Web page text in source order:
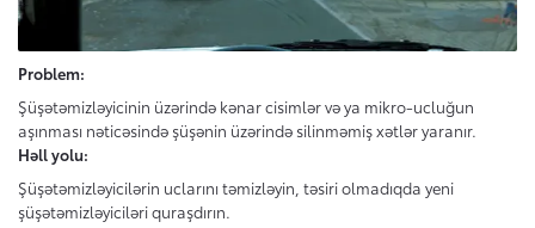
Problem:
Şüşətəmizləyicinin üzərində kənar cisimlər və ya mikro-ucluğun
aşınması nəticəsində şüşənin üzərində silinməmiş xətlər yaranır.
Həll yolu:
Şüşətəmizləyicilərin uclarını təmizləyin, təsiri olmadıqda yeni
şüşətəmizləyiciləri quraşdırın.